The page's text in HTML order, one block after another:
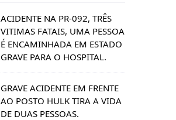
ACIDENTE NA PR-092, TRÊS
VITIMAS FATAIS, UMA PESSOA
É ENCAMINHADA EM ESTADO
GRAVE PARA O HOSPITAL.
GRAVE ACIDENTE EM FRENTE
AO POSTO HULK TIRA A VIDA
DE DUAS PESSOAS.